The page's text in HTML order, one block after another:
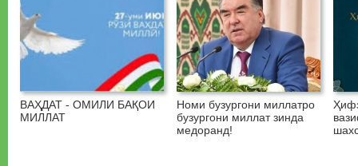
ВАҲДАТ - ОМИЛИ БАҚОИ
МИЛЛАТ
Номи бузургони миллатро
бузургони миллат зинда
медоранд!